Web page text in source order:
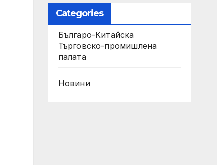
Categories
Българо-Китайска
Търговско-промишлена
палaта
Новини